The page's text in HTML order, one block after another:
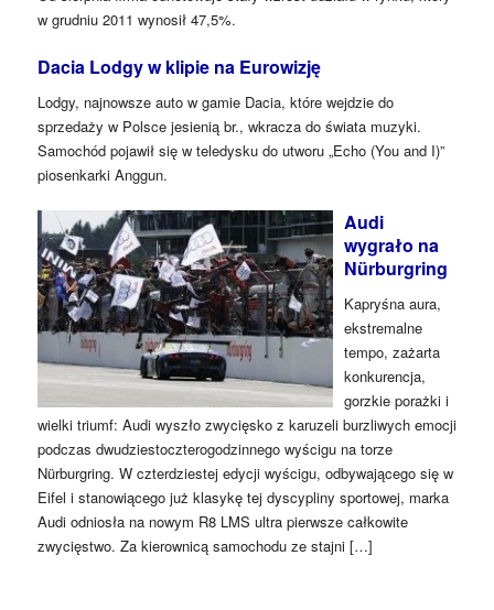
w grudniu 2011 wynosił 47,5%.
Dacia Lodgy w klipie na Eurowizję
Lodgy, najnowsze auto w gamie Dacia, które wejdzie do
sprzedaży w Polsce jesienią br., wkracza do świata muzyki.
Samochód pojawił się w teledysku do utworu „Echo (You and I)”
piosenkarki Anggun.
Audi
wygrało na
Nürburgring
Kapryśna aura,
ekstremalne
tempo, zażarta
konkurencja,
gorzkie porażki i
wielki triumf: Audi wyszło zwycięsko z karuzeli burzliwych emocji
podczas dwudziestoczterogodzinnego wyścigu na torze
Nürburgring. W czterdziestej edycji wyścigu, odbywającego się w
Eifel i stanowiącego już klasykę tej dyscypliny sportowej, marka
Audi odniosła na nowym R8 LMS ultra pierwsze całkowite
zwycięstwo. Za kierownicą samochodu ze stajni […]